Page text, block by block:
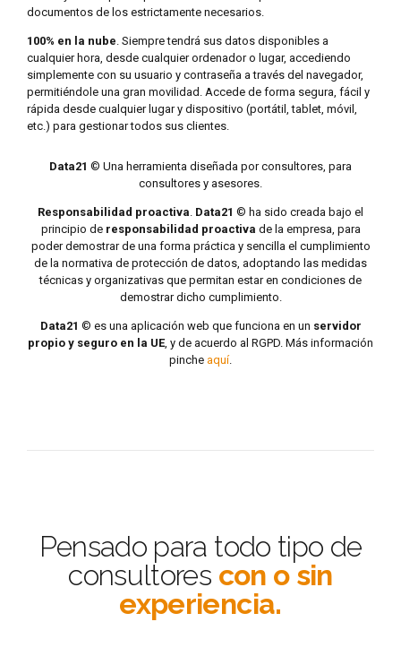
documentos de los estrictamente necesarios.
100% en la nube . Siempre tendrá sus datos disponibles a
cualquier hora, desde cualquier ordenador o lugar, accediendo
simplemente con su usuario y contraseña a través del navegador,
permitiéndole una gran movilidad. Accede de forma segura, fácil y
rápida desde cualquier lugar y dispositivo (portátil, tablet, móvil,
etc.) para gestionar todos sus clientes.
Data21 © Una herramienta diseñada por consultores, para
consultores y asesores.
Responsabilidad proactiva Data21 © ha sido creada bajo el
principio de responsabilidad proactiva de la empresa, para
poder demostrar de una forma práctica y sencilla el cumplimiento
de la normativa de protección de datos, adoptando las medidas
técnicas y organizativas que permitan estar en condiciones de
demostrar dicho cumplimiento.
Data21 © es una aplicación web que funciona en un servidor
propio y seguro en la UE, y de acuerdo al RGPD. Más información
pinche aquí.
Pensado para todo tipo de
consultores con o sin
experiencia.